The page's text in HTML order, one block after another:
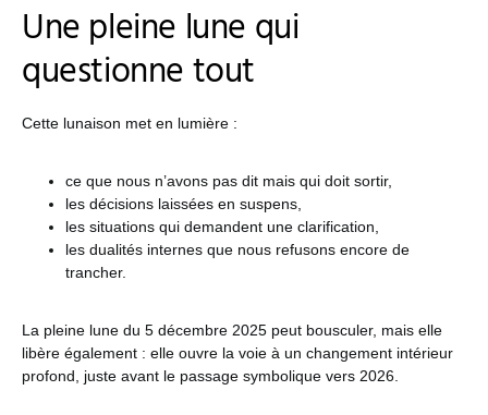
Une pleine lune qui
questionne tout
Cette lunaison met en lumière :
ce que nous n’avons pas dit mais qui doit sortir,
les décisions laissées en suspens,
les situations qui demandent une clarification,
les dualités internes que nous refusons encore de
trancher.
La pleine lune du 5 décembre 2025 peut bousculer, mais elle
libère également : elle ouvre la voie à un changement intérieur
profond, juste avant le passage symbolique vers 2026.